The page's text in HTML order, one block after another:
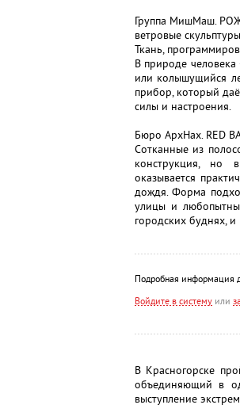
Группа МишМаш.
ветровые скульптуры
Ткань,
В природе
или колышущийся
прибор, который
силы и настроения.
Бюро АрхНах. RED
Сотканные из
конструкция, но
оказывается
дождя. Форма
улицы и
городских буднях,
Подробная информация
Войдите в системуили
В Красногорске
объединяющий в
выступление